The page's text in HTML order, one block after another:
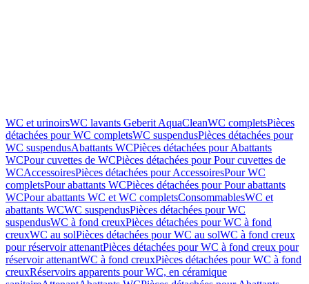
WC et urinoirsWC lavants Geberit AquaCleanWC completsPièces
détachées pour WC completsWC suspendusPièces détachées pour
WC suspendusAbattants WCPièces détachées pour Abattants
WCPour cuvettes de WCPièces détachées pour Pour cuvettes de
WCAccessoiresPièces détachées pour AccessoiresPour WC
completsPour abattants WCPièces détachées pour Pour abattants
WCPour abattants WC et WC completsConsommablesWC et
abattants WCWC suspendusPièces détachées pour WC
suspendusWC à fond creuxPièces détachées pour WC à fond
creuxWC au solPièces détachées pour WC au solWC à fond creux
pour réservoir attenantPièces détachées pour WC à fond creux pour
réservoir attenantWC à fond creuxPièces détachées pour WC à fond
creuxRéservoirs apparents pour WC, en céramique